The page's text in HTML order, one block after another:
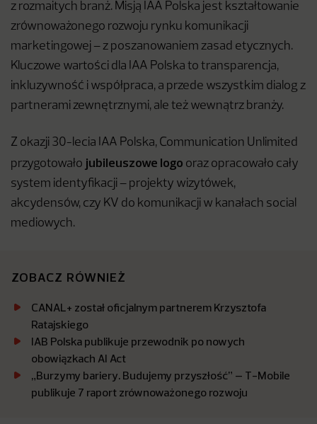
z rozmaitych branż. Misją IAA Polska jest kształtowanie
zrównoważonego rozwoju rynku komunikacji
marketingowej – z poszanowaniem zasad etycznych.
Kluczowe wartości dla IAA Polska to transparencja,
inkluzywność i współpraca, a przede wszystkim dialog z
partnerami zewnętrznymi, ale też wewnątrz branży.
Z okazji 30-lecia IAA Polska, Communication Unlimited
przygotowało jubileuszowe logo oraz opracowało cały
system identyfikacji – projekty wizytówek,
akcydensów, czy KV do komunikacji w kanałach social
mediowych.
ZOBACZ RÓWNIEŻ
CANAL+ został oficjalnym partnerem Krzysztofa
Ratajskiego
IAB Polska publikuje przewodnik po nowych
obowiązkach AI Act
„Burzymy bariery. Budujemy przyszłość” – T-Mobile
publikuje 7 raport zrównoważonego rozwoju